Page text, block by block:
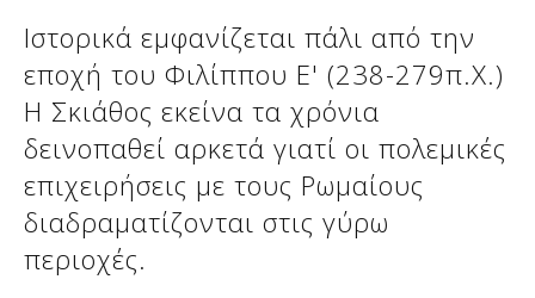
Ιστορικά εμφανίζεται πάλι από την
εποχή του Φιλίππου Ε' (238-279π.Χ.)
Η Σκιάθος εκείνα τα χρόνια
δεινοπαθεί αρκετά γιατί οι πολεμικές
επιχειρήσεις με τους Ρωμαίους
διαδραματίζονται στις γύρω
περιοχές.